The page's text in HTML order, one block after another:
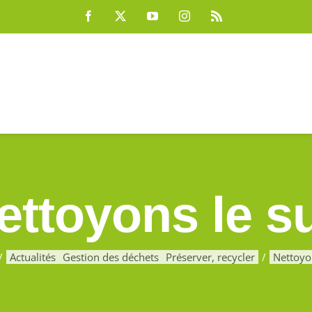
Facebook YouTubeInstagram
le
Actualités Gestion des déchets Préserver, recycler